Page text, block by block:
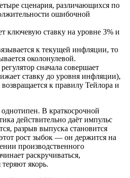
сценария, различающихся по
ошибочной
ставку на уровне 3% и
к текущей инфляции, то
околонулевой.
сначала совершает
ставку до уровня инфляции),
к правилу Тейлора и
однотипен. В краткосрочной
действительно даёт импульс
разрыв выпуска становится
рост зыбок — он держится на
производственного
раскручиваться,
якорь.